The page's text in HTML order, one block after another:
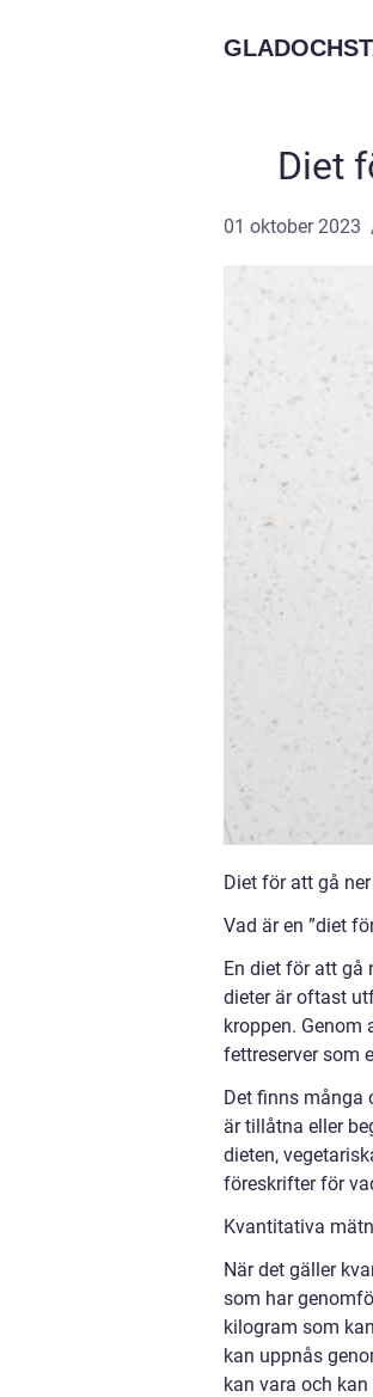
Diet
01 oktober 2023
Diet för att gå
Vad är en ”diet
En diet för att gå
dieter är oftast
kroppen. Genom
fettreserver som
Det finns många
är tillåtna eller
dieten,
föreskrifter för
Kvantitativa
När det gäller
som har
kilogram som
kan uppnås
kan vara och